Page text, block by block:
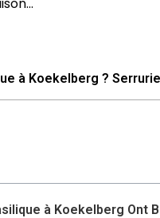
à Koekelberg ?
à Koekelberg Ont